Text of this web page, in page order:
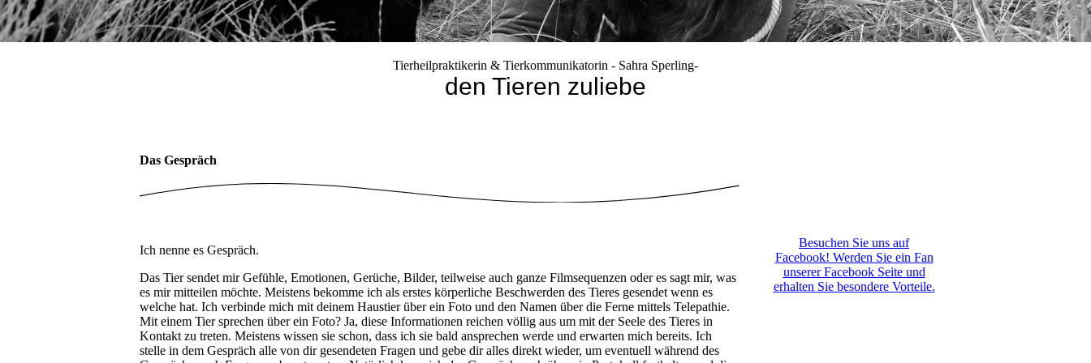
Tierheilpraktikerin & Tierkommunikatorin - Sahra Sperling-
den Tieren zuliebe
Das Gespräch
Ich nenne es Gespräch.
Das Tier sendet mir Gefühle, Emotionen, Gerüche, Bilder, teilweise auch ganze Filmsequenzen oder es sagt mir, was
es mir mitteilen möchte. Meistens bekomme ich als erstes körperliche Beschwerden des Tieres gesendet wenn es
welche hat. Ich verbinde mich mit deinem Haustier über ein Foto und den Namen über die Ferne mittels Telepathie.
Mit einem Tier sprechen über ein Foto? Ja, diese Informationen reichen völlig aus um mit der Seele des Tieres in
Kontakt zu treten. Meistens wissen sie schon, dass ich sie bald ansprechen werde und erwarten mich bereits. Ich
stelle in dem Gespräch alle von dir gesendeten Fragen und gebe dir alles direkt wieder, um eventuell während des
Besuchen Sie uns auf
Facebook! Werden Sie ein Fan
unserer Facebook Seite und
erhalten Sie besondere Vorteile.